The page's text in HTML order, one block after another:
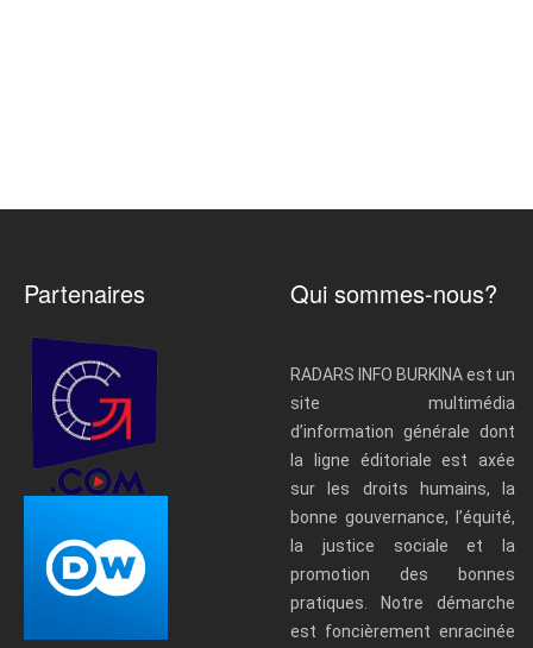
Partenaires Qui sommes-nous?
RADARS INFO BURKINA est un
site multimédia
d’information générale dont
la ligne éditoriale est axée
sur les droits humains, la
bonne gouvernance, l’équité,
la justice sociale et la
promotion des bonnes
pratiques. Notre démarche
est foncièrement enracinée